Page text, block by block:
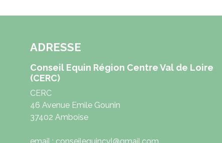
ADRESSE
Conseil Equin Région Centre Val de Loire
(CERC)
CERC
46 Avenue Emile Gounin
37402 Amboise